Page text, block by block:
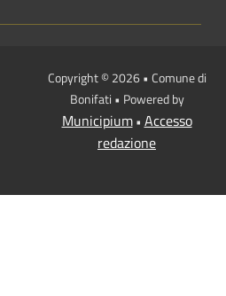
Copyright © 2026 • Comune di
Bonifati • Powered by
Municipium• Accesso
redazione